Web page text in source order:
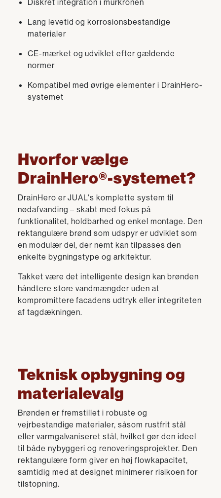
Diskret integration i murkronen
Lang levetid og korrosionsbestandige
materialer
CE-mærket og udviklet efter gældende
normer
Kompatibel med øvrige elementer i DrainHero-
systemet
Hvorfor vælge
DrainHero®-systemet?
DrainHero er JUAL's komplette system til
nødafvanding – skabt med fokus på
funktionalitet, holdbarhed og enkel montage. Den
rektangulære brønd som udspyr er udviklet som
en modulær del, der nemt kan tilpasses den
enkelte bygningstype og arkitektur.
Takket være det intelligente design kan brønden
håndtere store vandmængder uden at
kompromittere facadens udtryk eller integriteten
af tagdækningen.
Teknisk opbygning og
materialevalg
Brønden er fremstillet i robuste og
vejrbestandige materialer, såsom rustfrit stål
eller varmgalvaniseret stål, hvilket gør den ideel
til både nybyggeri og renoveringsprojekter. Den
rektangulære form giver en høj flowkapacitet,
samtidig med at designet minimerer risikoen for
tilstopning.